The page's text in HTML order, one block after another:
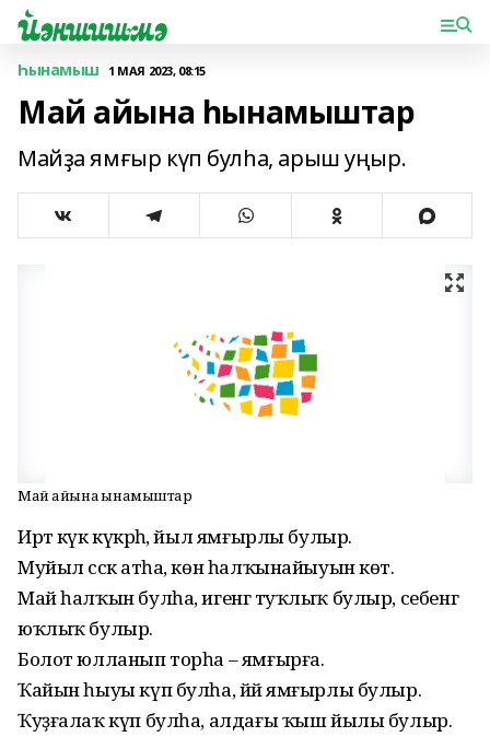
Һынамыш 1 МАЯ 2023, 08:15
Май айына һынамыштар
Майҙа ямғыр күп булһа, арыш уңыр.
Май айына һынамыштар
Иртә күк күкрәһә, йыл ямғырлы булыр.
Муйыл сәскә атһа, көн һалҡынайыуын көт.
Май һалҡын булһа, игенгә туҡлыҡ булыр, себенгә
юҡлыҡ булыр.
Болот юлланып торһа – ямғырға.
Ҡайын һыуы күп булһа, йәй ямғырлы булыр.
Ҡуҙғалаҡ күп булһа, алдағы ҡыш йылы булыр.